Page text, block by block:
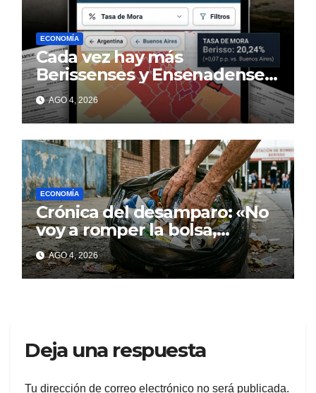
ECONOMÍA
Cada vez hay más
Berissenses y Ensenadenses
con deudas incobrables
AGO 4, 2026
ECONOMÍA
Crónica del desamparo: «No
voy a romper la bolsa,
quédese tranquilo…»
AGO 4, 2026
Deja una respuesta
Tu dirección de correo electrónico no será publicada.